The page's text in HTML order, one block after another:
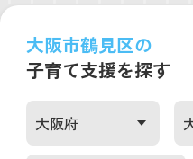
大阪市鶴見区の
子育て支援を探す